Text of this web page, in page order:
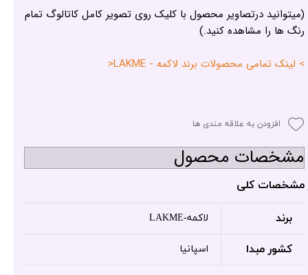
(میتوانید درتصاویر محصول با کلیک روی تصویر کامل کاتالوگ تمام
رنگ ها را مشاهده کنید.)
> لینک تمامی محصولات برند لاکمه - LAKME<
افزودن به علاقه مندی ها
مشخصات محصول
مشخصات کلی
برند لاکمه-LAKME
کشور مبدا اسپانیا